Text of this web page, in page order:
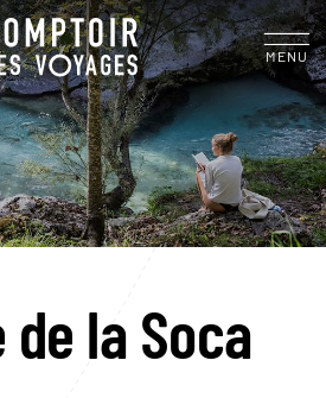
MENU
de la Soca